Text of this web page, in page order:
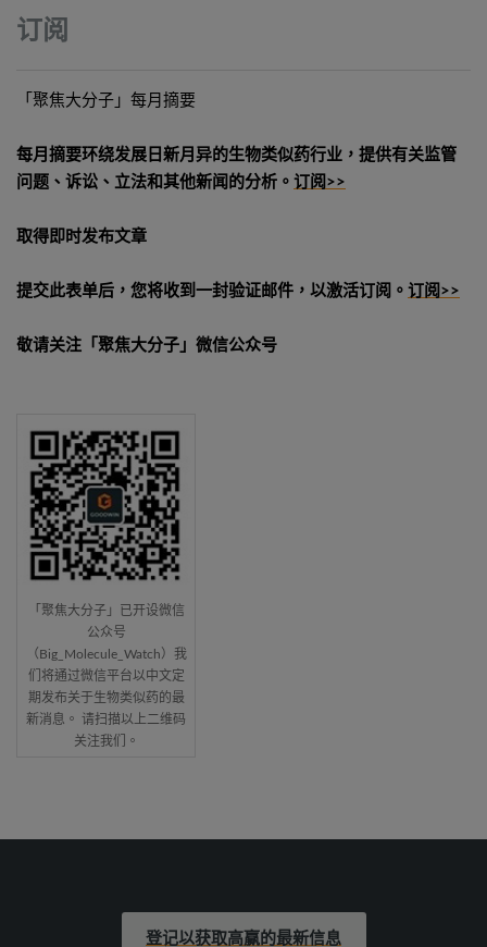
订阅
「聚焦大分子」每月摘要
每月摘要环绕发展日新月异的生物类似药行业，提供有关监管
问题、诉讼、立法和其他新闻的分析。 订阅>>
取得即时发布文章
提交此表单后，您将收到一封验证邮件，以激活订阅。 订阅>>
敬请关注「聚焦大分子」微信公众号
「聚焦大分子」已开设微信
公众号
（Big_Molecule_Watch）我
们将通过微信平台以中文定
期发布关于生物类似药的最
新消息。 请扫描以上二维码
关注我们。
登记以获取高赢的最新信息